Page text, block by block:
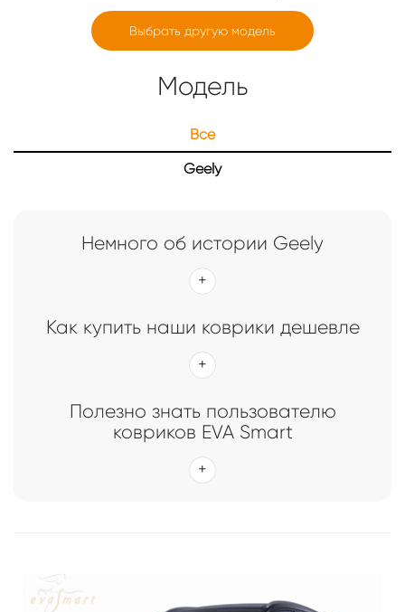
Главная Каталог Коврики EVA Smart для Geely
Коврики EVA Smart для Geely
Выбрать другую модель
Модель
Все
Geely
Немного об истории Geely
Как купить наши коврики дешевле
Полезно знать пользователю
ковриков EVA Smart